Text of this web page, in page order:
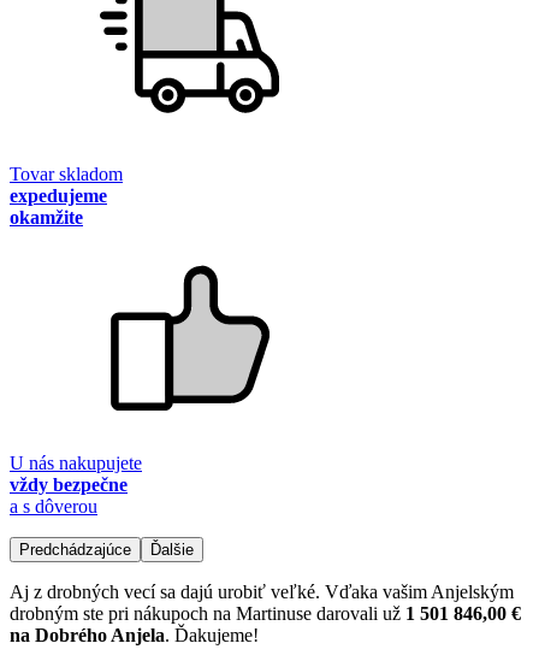
Tovar skladom
expedujeme
okamžite
U nás nakupujete
vždy bezpečne
a s dôverou
Predchádzajúce Ďalšie
Aj z drobných vecí sa dajú urobiť veľké. Vďaka vašim Anjelským
drobným ste pri nákupoch na Martinuse darovali už 1 501 846,00 €
na Dobrého Anjela. Ďakujeme!